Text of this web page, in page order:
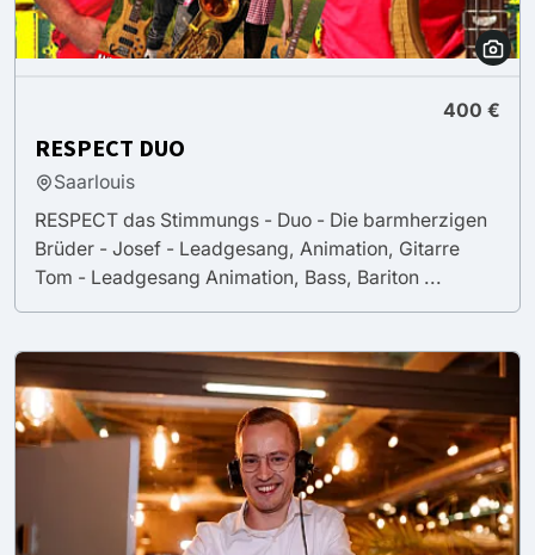
400 €
RESPECT DUO
Saarlouis
RESPECT das Stimmungs - Duo - Die barmherzigen
Brüder - Josef - Leadgesang, Animation, Gitarre
Tom - Leadgesang Animation, Bass, Bariton ...